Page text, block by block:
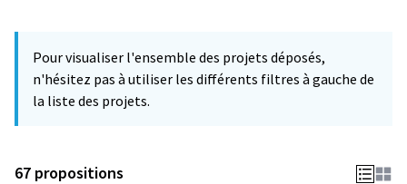
Pour visualiser l'ensemble des projets déposés,
n'hésitez pas à utiliser les différents filtres à gauche de
la liste des projets.
67 propositions